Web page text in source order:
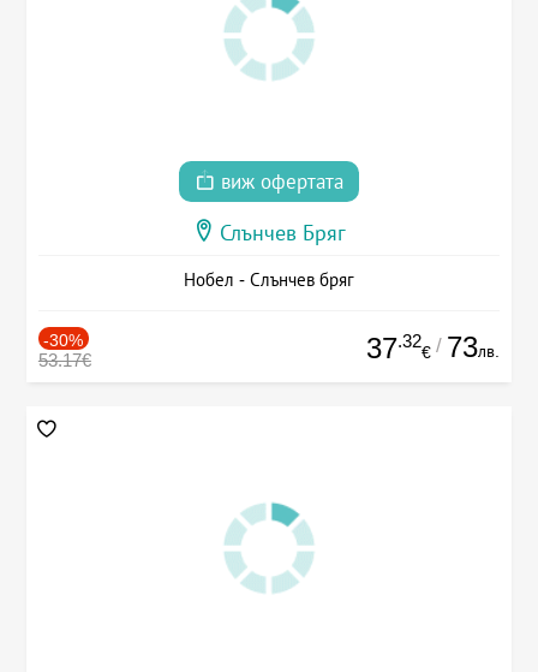
виж офертата
Слънчев Бряг
Нобел - Слънчев бряг
-30%
53.17€ 37.32
€ / 73лв.